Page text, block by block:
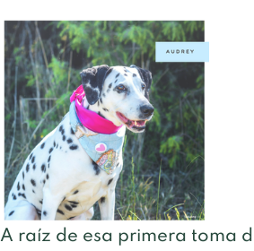
A raíz de esa primera toma